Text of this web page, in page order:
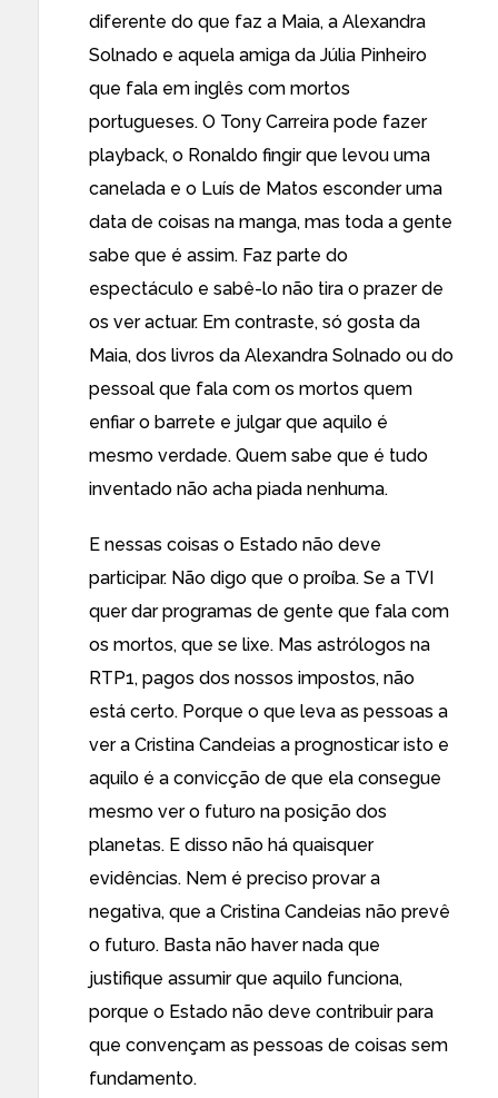
diferente do que faz a Maia, a Alexandra
Solnado e aquela amiga da Júlia Pinheiro
que fala em inglês com mortos
portugueses. O Tony Carreira pode fazer
playback, o Ronaldo fingir que levou uma
canelada e o Luís de Matos esconder uma
data de coisas na manga, mas toda a gente
sabe que é assim. Faz parte do
espectáculo e sabê-lo não tira o prazer de
os ver actuar. Em contraste, só gosta da
Maia, dos livros da Alexandra Solnado ou do
pessoal que fala com os mortos quem
enfiar o barrete e julgar que aquilo é
mesmo verdade. Quem sabe que é tudo
inventado não acha piada nenhuma.
E nessas coisas o Estado não deve
participar. Não digo que o proíba. Se a TVI
quer dar programas de gente que fala com
os mortos, que se lixe. Mas astrólogos na
RTP1, pagos dos nossos impostos, não
está certo. Porque o que leva as pessoas a
ver a Cristina Candeias a prognosticar isto e
aquilo é a convicção de que ela consegue
mesmo ver o futuro na posição dos
planetas. E disso não há quaisquer
evidências. Nem é preciso provar a
negativa, que a Cristina Candeias não prevê
o futuro. Basta não haver nada que
justifique assumir que aquilo funciona,
porque o Estado não deve contribuir para
que convençam as pessoas de coisas sem
fundamento.